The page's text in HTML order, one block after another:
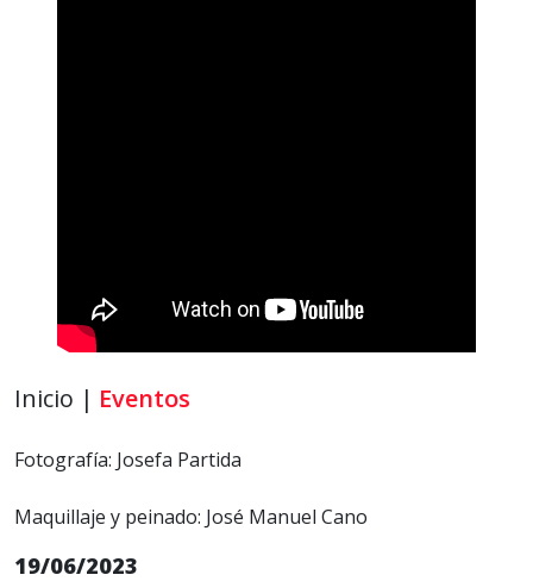
Inicio | Eventos
Fotografía: Josefa Partida
Maquillaje y peinado: José Manuel Cano
19/06/2023